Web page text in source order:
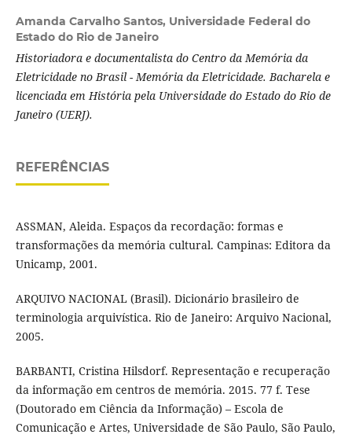
Amanda Carvalho Santos, Universidade Federal do
Estado do Rio de Janeiro
Historiadora e documentalista do Centro da Memória da
Eletricidade no Brasil - Memória da Eletricidade. Bacharela e
licenciada em História pela Universidade do Estado do Rio de
Janeiro (UERJ).
REFERÊNCIAS
ASSMAN, Aleida. Espaços da recordação: formas e
transformações da memória cultural. Campinas: Editora da
Unicamp, 2001.
ARQUIVO NACIONAL (Brasil). Dicionário brasileiro de
terminologia arquivística. Rio de Janeiro: Arquivo Nacional,
2005.
BARBANTI, Cristina Hilsdorf. Representação e recuperação
da informação em centros de memória. 2015. 77 f. Tese
(Doutorado em Ciência da Informação) – Escola de
Comunicação e Artes, Universidade de São Paulo, São Paulo,